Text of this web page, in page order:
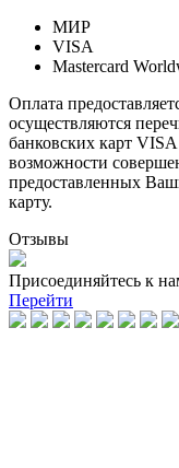
МИР
VISA
Mastercard
Оплата
осуществляются
банковских карт
возможности
предоставленных
карту.
Отзывы
Присоединяйтесь к
Перейти